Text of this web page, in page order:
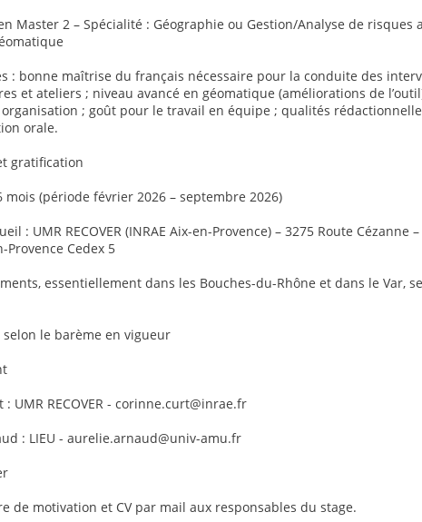
Master 2 – Spécialité : Géographie ou Gestion/Analyse de risques
: bonne maîtrise du français nécessaire pour la conduite des
et ateliers ; niveau avancé en géomatique (améliorations de
; goût pour le travail en équipe ; qualités
orale.
gratification
mois (période février 2026 – septembre 2026)
: UMR RECOVER (INRAE Aix-en-Provence) – 3275 Route Cézanne
Provence Cedex 5
essentiellement dans les Bouches-du-Rhône et dans le Var,
le barème en vigueur
: UMR RECOVER - corinne.curt@inrae.fr
: LIEU - aurelie.arnaud@univ-amu.fr
de motivation et CV par mail aux responsables du stage.